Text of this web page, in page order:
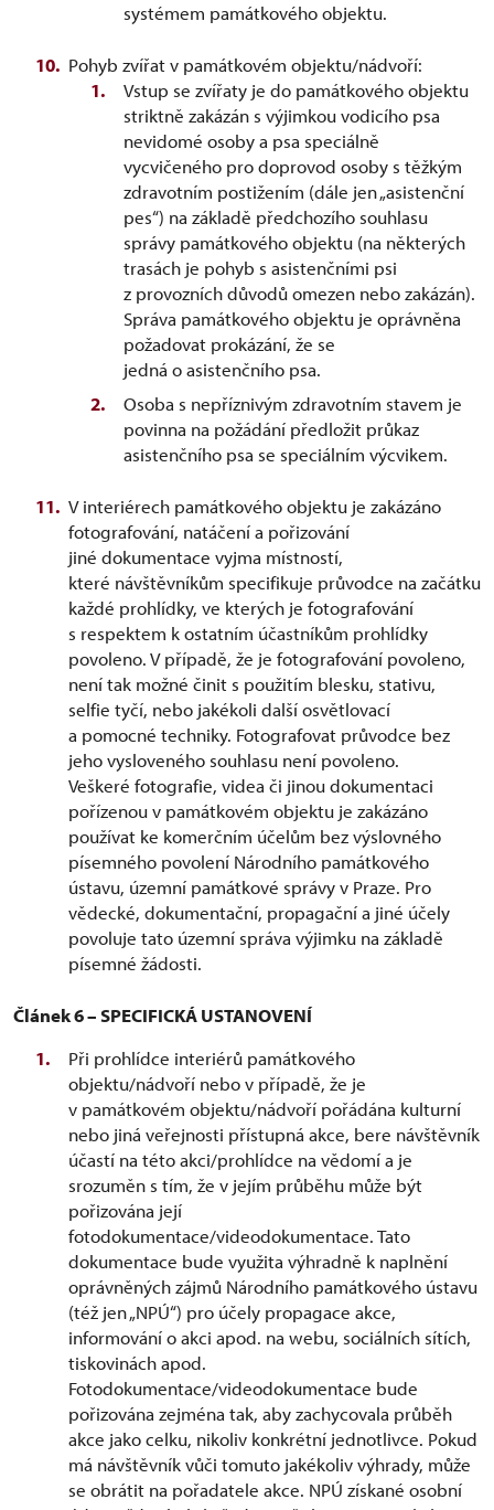
systémem památkového objektu.
Pohyb zvířat v památkovém objektu/nádvoří:
Vstup se zvířaty je do památkového objektu
striktně zakázán s výjimkou vodicího psa
nevidomé osoby a psa speciálně
vycvičeného pro doprovod osoby s těžkým
zdravotním postižením (dále jen „asistenční
pes“) na základě předchozího souhlasu
správy památkového objektu (na některých
trasách je pohyb s asistenčními psi
z provozních důvodů omezen nebo zakázán).
Správa památkového objektu je oprávněna
požadovat prokázání, že se
jedná o asistenčního psa.
Osoba s nepříznivým zdravotním stavem je
povinna na požádání předložit průkaz
asistenčního psa se speciálním výcvikem.
V interiérech památkového objektu je zakázáno
fotografování, natáčení a pořizování
jiné dokumentace vyjma místností,
které návštěvníkům specifikuje průvodce na začátku
každé prohlídky, ve kterých je fotografování
s respektem k ostatním účastníkům prohlídky
povoleno. V případě, že je fotografování povoleno,
není tak možné činit s použitím blesku, stativu,
selfie tyčí, nebo jakékoli další osvětlovací
a pomocné techniky. Fotografovat průvodce bez
jeho vysloveného souhlasu není povoleno.
Veškeré fotografie, videa či jinou dokumentaci
pořízenou v památkovém objektu je zakázáno
používat ke komerčním účelům bez výslovného
písemného povolení Národního památkového
ústavu, územní památkové správy v Praze. Pro
vědecké, dokumentační, propagační a jiné účely
povoluje tato územní správa výjimku na základě
písemné žádosti.
Článek 6 – SPECIFICKÁ USTANOVENÍ
Při prohlídce interiérů památkového
objektu/nádvoří nebo v případě, že je
v památkovém objektu/nádvoří pořádána kulturní
nebo jiná veřejnosti přístupná akce, bere návštěvník
účastí na této akci/prohlídce na vědomí a je
srozuměn s tím, že v jejím průběhu může být
pořizována její
fotodokumentace/videodokumentace. Tato
dokumentace bude využita výhradně k naplnění
oprávněných zájmů Národního památkového ústavu
(též jen „NPÚ“) pro účely propagace akce,
informování o akci apod. na webu, sociálních sítích,
tiskovinách apod.
Fotodokumentace/videodokumentace bude
pořizována zejména tak, aby zachycovala průběh
akce jako celku, nikoliv konkrétní jednotlivce. Pokud
má návštěvník vůči tomuto jakékoliv výhrady, může
se obrátit na pořadatele akce. NPÚ získané osobní